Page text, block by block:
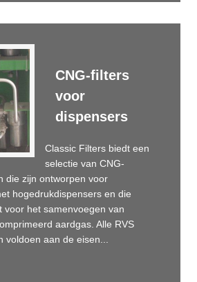
CNG-filters
voor
dispensers
Classic Filters biedt een
selectie van CNG-
die zijn ontworpen voor
hogedrukdispensers en die
voor het samenvoegen van
aardgas. Alle RVS
voldoen aan de eisen...